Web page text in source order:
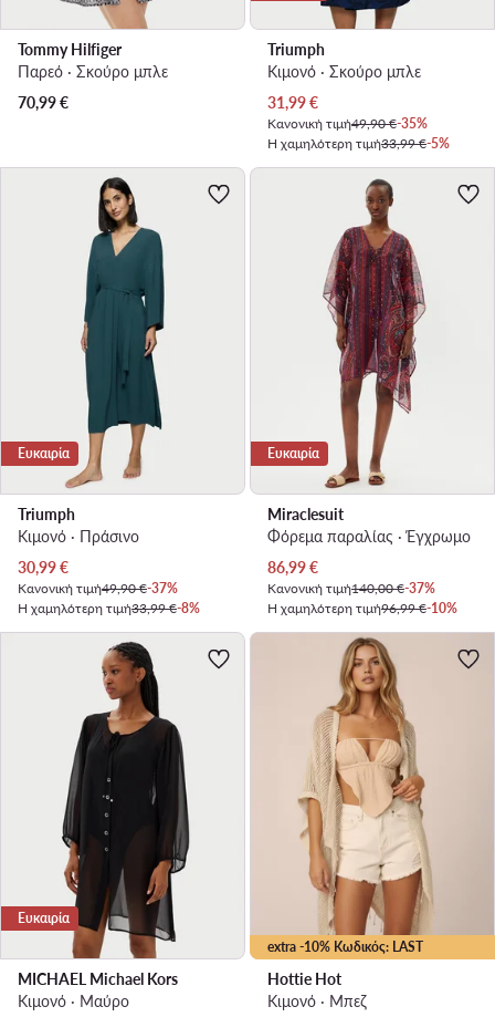
Tommy Hilfiger
Παρεό · Σκούρο μπλε
70,99€
Triumph
Κιμονό · Σκούρο μπλε
Τρέχουσα τιμή
31,99€
Κανονική τιμή49,90 €-35%
Η χαμηλότερη τιμή33,99 €-5%
Ευκαιρία
Triumph
Κιμονό · Πράσινο
Τρέχουσα τιμή
30,99€
Κανονική τιμή49,90 €-37%
Η χαμηλότερη τιμή33,99 €-8%
Ευκαιρία
Miraclesuit
Φόρεμα παραλίας · Έγχρωμο
Τρέχουσα τιμή
86,99€
Κανονική τιμή140,00 €-37%
Η χαμηλότερη τιμή96,99 €-10%
Ευκαιρία
MICHAEL Michael Kors
Κιμονό · Μαύρο
extra -10% Κωδικός: LAST
Hottie Hot
Κιμονό · Μπεζ